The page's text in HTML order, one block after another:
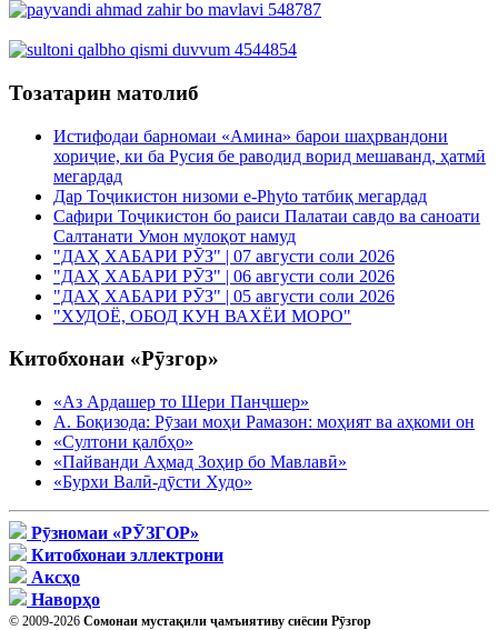
Тозатарин матолиб
Истифодаи барномаи «Амина» барои шаҳрвандони
хориҷие, ки ба Русия бе раводид ворид мешаванд, ҳатмӣ
мегардад
Дар Тоҷикистон низоми e-Phyto татбиқ мегардад
Сафири Тоҷикистон бо раиси Палатаи савдо ва саноати
Салтанати Умон мулоқот намуд
"ДАҲ ХАБАРИ РӮЗ" | 07 августи соли 2026
"ДАҲ ХАБАРИ РӮЗ" | 06 августи соли 2026
"ДАҲ ХАБАРИ РӮЗ" | 05 августи соли 2026
"ХУДОЁ, ОБОД КУН ВАХЁИ МОРО"
Китобхонаи «Рӯзгор»
«Аз Ардашер то Шери Панҷшер»
А. Боқизода: Рӯзаи моҳи Рамазон: моҳият ва аҳкоми он
«Султони қалбҳо»
«Пайванди Аҳмад Зоҳир бо Мавлавӣ»
«Бурхи Валӣ-дӯсти Худо»
Рӯзномаи «РӮЗГОР»
Китобхонаи эллектрони
Аксҳо
Наворҳо
© 2009-2026 Сомонаи мустақили ҷамъиятиву сиёсии Рӯзгор